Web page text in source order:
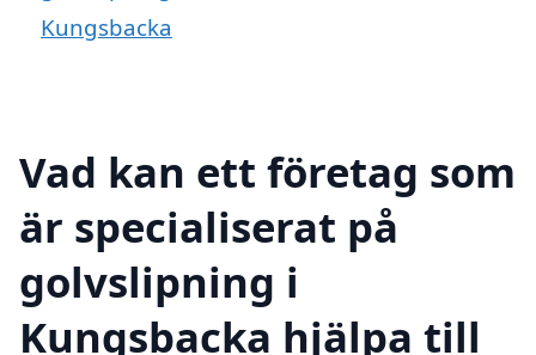
Kungsbacka
Vad kan ett företag som
är specialiserat på
golvslipning i
Kungsbacka hjälpa till